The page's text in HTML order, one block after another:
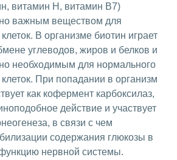
витамин Н, витамин В7)
важным веществом для
В организме биотин играет
углеводов, жиров и белков и
необходимым для нормального
При попадании в организм
как кофермент карбоксилаз,
действие и участвует
в связи с чем
содержания глюкозы в
нервной системы.